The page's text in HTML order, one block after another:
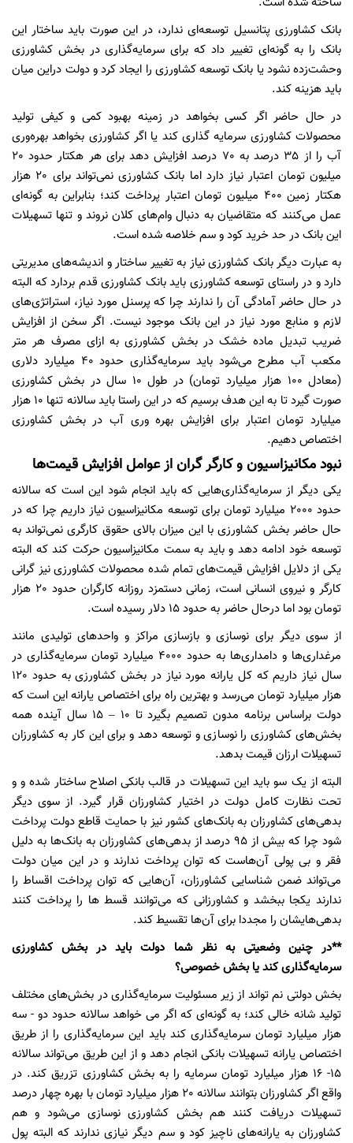
بانک کشاورزی پتانسیل توسعه‌ای ندارد، در این صورت باید ساختار این
بانک را به گونه‌ای تغییر داد که برای سرمایه‌گذاری در بخش کشاورزی
وحشت‌زده نشود یا بانک توسعه کشاورزی را ایجاد کرد و دولت دراین میان
باید هزینه کند.
در حال حاضر اگر کسی بخواهد در زمینه بهبود کمی و کیفی تولید
محصولات کشاورزی سرمایه گذاری کند یا اگر کشاورزی بخواهد بهره‌وری
آب را از 35 درصد به 70 درصد افزایش دهد برای هر هکتار حدود 20
میلیون تومان اعتبار نیاز دارد اما بانک کشاورزی نمی‌تواند برای 20 هزار
هکتار زمین 400 میلیون تومان اعتبار پرداخت کند؛ بنابراین به گونه‌ای
عمل می‌کنند که متقاضیان به دنبال وام‌های کلان نروند و تنها تسهیلات
این بانک در حد خرید کود و سم خلاصه شده است.
به عبارت دیگر بانک کشاورزی نیاز به تغییر ساختار و اندیشه‌های مدیریتی
دارد و در راستای توسعه کشاورزی باید بانک کشاورزی قدم بردارد که البته
در حال حاضر آمادگی آن را ندارند چرا که پرسنل مورد نیاز، استراتژی‌های
لازم و منابع مورد نیاز در این بانک موجود نیست. اگر سخن از افزایش
ضریب تبدیل ماده خشک در بخش کشاورزی به ازای مصرف هر متر
مکعب آب مطرح می‌شود باید سرمایه‌گذاری حدود 40 میلیارد دلاری
(معادل 100 هزار میلیارد تومان) در طول 10 سال در بخش کشاورزی
صورت گیرد تا به این هدف برسیم که در این راستا باید سالانه تنها 10 هزار
میلیارد تومان اعتبار برای افزایش بهره وری آب در بخش کشاورزی
اختصاص دهیم.
نبود مکانیزاسیون و کارگر گران از عوامل افزایش قیمت‌ها
یکی دیگر از سرمایه‌گذاری‌هایی که باید انجام شود این است که سالانه
حدود 2000 میلیارد تومان برای توسعه مکانیزاسیون نیاز داریم چرا که در
حال حاضر بخش کشاورزی با این میزان بالای حقوق کارگری نمی‌تواند به
توسعه خود ادامه دهد و باید به سمت مکانیزاسیون حرکت کند که البته
یکی از دلایل افزایش قیمت‌های تمام شده محصولات کشاورزی نیز گرانی
کارگر و نیروی انسانی است، زمانی دستمزد روزانه کارگران حدود 20 هزار
تومان بود اما درحال حاضر به حدود 15 دلار رسیده است.
از سوی دیگر برای نوسازی و بازسازی مراکز و واحدهای تولیدی مانند
مرغداری‌ها و دامداری‌ها به حدود 4000 میلیارد تومان سرمایه‌گذاری در
سال نیاز داریم که کل یارانه مورد نیاز در بخش کشاورزی به حدود 120
هزار میلیارد تومان می‌رسد و بهترین راه برای اختصاص یارانه این است که
دولت براساس برنامه مدون تصمیم بگیرد تا 10 – 15 سال آینده همه
بخش‌های کشاورزی را نوسازی و توسعه دهد و برای این کار به کشاورزان
تسهیلات ارزان قیمت بدهد.
البته از یک سو باید این تسهیلات در قالب بانکی اصلاح ساختار شده و و
تحت نظارت کامل دولت در اختیار کشاورزان قرار گیرد. از سوی دیگر
بدهی‌های کشاورزان به بانک‌های کشور نیز با حمایت قاطع دولت پرداخت
شود چرا که بیش از 95 درصد از بدهی‌های کشاورزان به بانک‌ها به دلیل
فقر و بی پولی‌ آن‌هاست که توان پرداخت ندارند و در این میان دولت
می‌تواند ضمن شناسایی کشاورزان، آن‌هایی که توان پرداخت اقساط را
ندارند یکجا ببخشد و کشاورزانی که می‌توانند قسط‌ ها را پرداخت کنند
بدهی‌هایشان را مجددا برای آن‌ها تقسیط کند.
**در چنین وضعیتی به نظر شما دولت باید در بخش کشاورزی
سرمایه‌گذاری کند یا بخش خصوصی؟
بخش دولتی نم‌ تواند از زیر مسئولیت سرمایه‌گذاری در بخش‌های مختلف
تولید شانه خالی کند؛ به گونه‌ای که اگر می خواهد سالانه حدود دو - سه
هزار میلیارد تومان سرمایه‌گذاری کند باید این سرمایه‌گذاری را از طریق
اختصاص یارانه تسهیلات بانکی انجام دهد و از این طریق می‌تواند سالانه
15- 16 هزار میلیارد تومان سرمایه را به بخش کشاورزی تزریق کند. در
واقع اگر کشاورزان بتوانند سالانه 20 هزار میلیارد تومان با بهره چهار درصد
تسهیلات دریافت کنند هم بخش کشاورزی نوسازی می‌شود و هم
کشاورزان به یارانه‌های ناچیز کود و سم دیگر نیازی ندارند که البته پول